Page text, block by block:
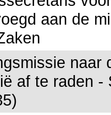
aan de
naar
af te raden -